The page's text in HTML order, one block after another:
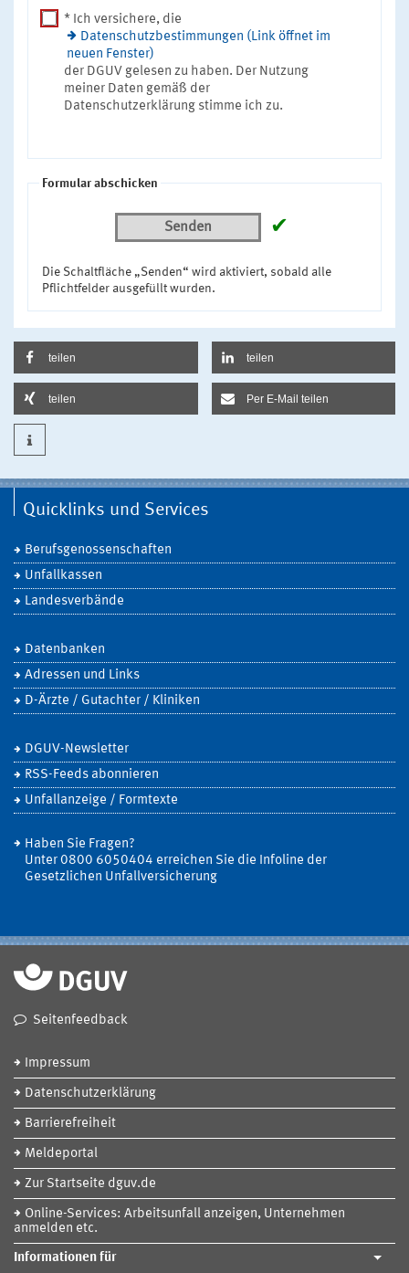
* Ich versichere, die
Datenschutzbestimmungen (Link öffnet im
neuen Fenster)
der DGUV gelesen zu haben. Der Nutzung
meiner Daten gemäß der
Datenschutzerklärung stimme ich zu.
Formular abschicken
Senden ✔
Die Schaltfläche „Senden“ wird aktiviert, sobald alle
Pflichtfelder ausgefüllt wurden.
teilen teilen
teilen Per E-Mail teilen
Quicklinks und Services
Berufsgenossenschaften
Unfallkassen
Landesverbände
Datenbanken
Adressen und Links
D-Ärzte / Gutachter / Kliniken
DGUV-Newsletter
RSS-Feeds abonnieren
Unfallanzeige / Formtexte
Haben Sie Fragen?
Unter 0800 6050404 erreichen Sie die Infoline der
Gesetzlichen Unfallversicherung
Seitenfeedback
Impressum
Datenschutzerklärung
Barrierefreiheit
Meldeportal
Zur Startseite dguv.de
Online-Services: Arbeitsunfall anzeigen, Unternehmen
anmelden etc.
Informationen für